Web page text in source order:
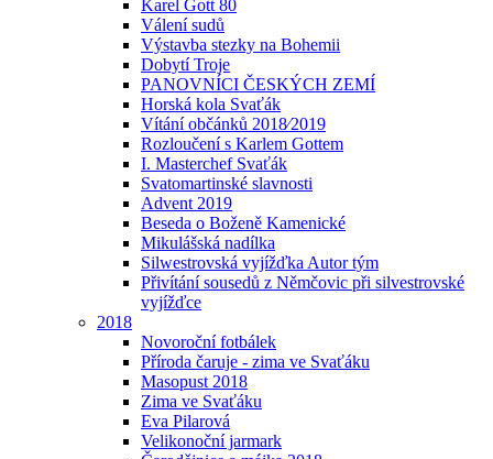
Karel Gott 80
Válení sudů
Výstavba stezky na Bohemii
Dobytí Troje
PANOVNÍCI ČESKÝCH ZEMÍ
Horská kola Svaťák
Vítání občánků 2018⁄2019
Rozloučení s Karlem Gottem
I. Masterchef Svaťák
Svatomartinské slavnosti
Advent 2019
Beseda o Boženě Kamenické
Mikulášská nadílka
Silwestrovská vyjížďka Autor tým
Přivítání sousedů z Němčovic při silvestrovské
vyjížďce
2018
Novoroční fotbálek
Příroda čaruje - zima ve Svaťáku
Masopust 2018
Zima ve Svaťáku
Eva Pilarová
Velikonoční jarmark